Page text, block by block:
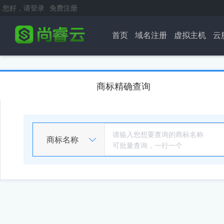
您好，请登录 免费注册
首页 域名注册 虚拟主机 云
商标精确查询
商标名称